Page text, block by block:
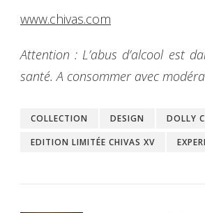
www.chivas.com
Attention : L’abus d’alcool est
santé. A consommer avec
COLLECTION DESIGN
DOLLY
EDITION LIMITÉE CHIVAS XV